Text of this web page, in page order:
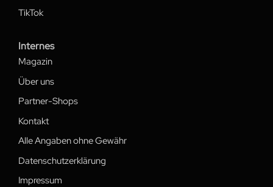
TikTok
Internes
Magazin
Über uns
Partner-Shops
Kontakt
Alle Angaben ohne Gewähr
Datenschutzerklärung
Impressum